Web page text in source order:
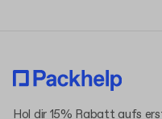
Hol dir 15% Rabatt aufs